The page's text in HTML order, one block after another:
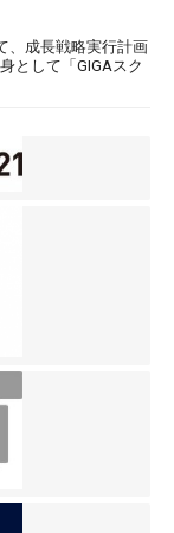
、成長戦略実行計画
として「GIGAスク